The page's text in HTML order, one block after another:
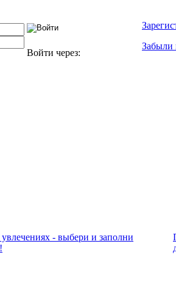
Войти через:
Забыли
- выбери и заполни